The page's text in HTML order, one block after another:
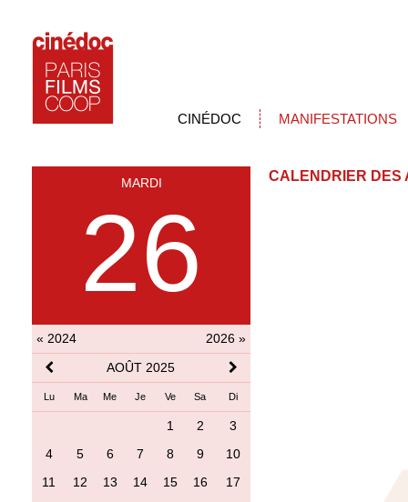
CINÉDOC MANIFESTATIONS
MARDI
26
« 2024
2026 »
AOÛT 2025
Lu Ma Me Je Ve Sa Di
1 2
3
4
5 6 7 8 9
10
11
12 13 14 15 16
17
CALENDRIER DES